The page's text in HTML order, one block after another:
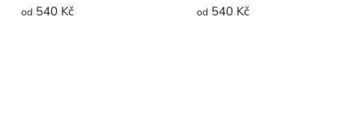
od 540 Kč od 540 Kč